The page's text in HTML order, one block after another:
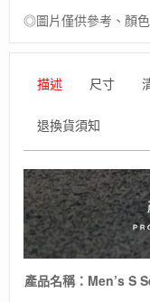
男
防
風
量
◎圖片僅供參考、顏
描述 尺寸
退換貨須知
產品名稱：Men’s S